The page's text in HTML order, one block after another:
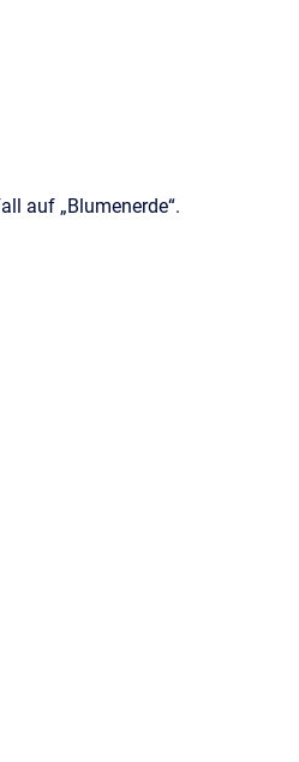
auf „Blumenerde“.